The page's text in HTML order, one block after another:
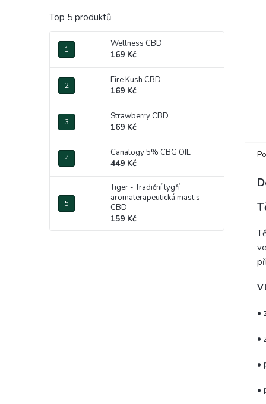
Top 5 produktů
Wellness CBD
169 Kč
Fire Kush CBD
169 Kč
Strawberry CBD
169 Kč
Canalogy 5% CBG OIL
449 Kč
Tiger - Tradiční tygří
aromaterapeutická mast s
CBD
159 Kč
•
•
•
•